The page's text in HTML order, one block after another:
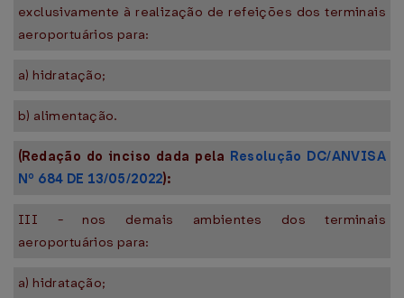
exclusivamente à realização de refeições dos terminais
aeroportuários para:
a) hidratação;
b) alimentação.
(Redação do inciso dada pela Resolução DC/ANVISA
Nº 684 DE 13/05/2022):
III - nos demais ambientes dos terminais
aeroportuários para:
a) hidratação;